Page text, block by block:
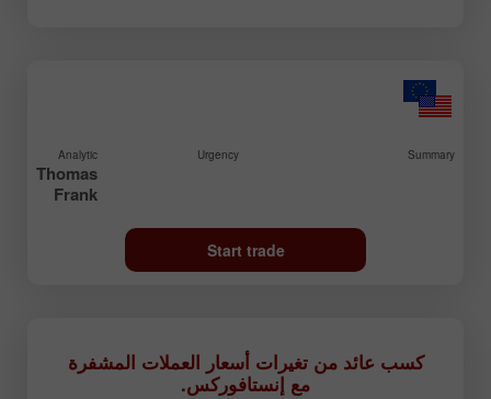
Summary
Urgency
Analytic
Thomas
Frank
Start trade
كسب عائد من تغيرات أسعار العملات المشفرة
مع إنستافوركس.